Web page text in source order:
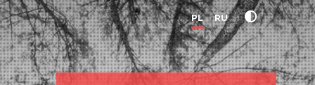
PL RU